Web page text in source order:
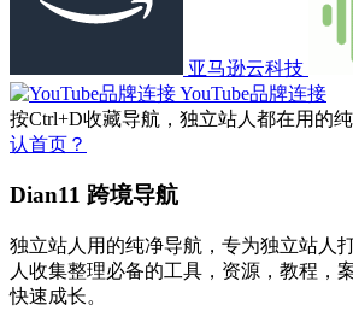
亚马逊云科技
YouTube品牌连接
按Ctrl+D收藏导航，独立站人都在用的纯
认首页？
Dian11 跨境导航
独立站人用的纯净导航，专为独立站人
人收集整理必备的工具，资源，教程，
快速成长。